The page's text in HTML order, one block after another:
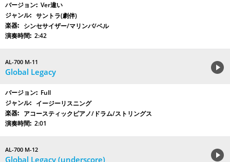
Ver違い
サントラ(劇伴)
シンセサイザー/マリンバ/ベル
2:42
AL-700 M-11
Global Legacy
Full
イージーリスニング
アコースティックピアノ/ドラム/ストリングス
2:01
AL-700 M-12
Global Legacy (underscore)